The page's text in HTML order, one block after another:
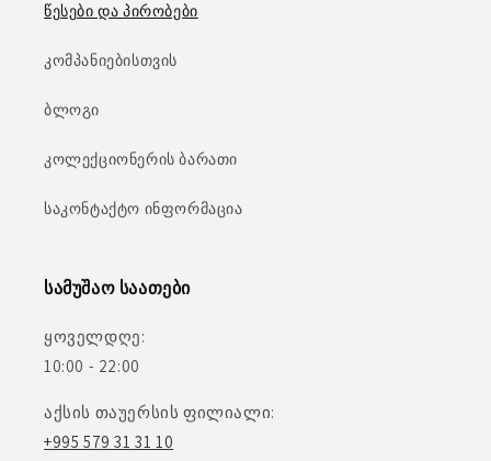
წესები და პირობები
კომპანიებისთვის
ბლოგი
კოლექციონერის ბარათი
საკონტაქტო ინფორმაცია
სამუშაო საათები
ყოველდღე:
10:00 - 22:00
აქსის თაუერსის ფილიალი:
+995 579 31 31 10